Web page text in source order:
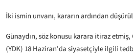
İki ismin unvanı, kararın ardından
Günaydın, söz konusu karara itiraz etmiş,
(YDK) 18 Haziran'da siyasetçiyle ilgili